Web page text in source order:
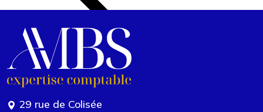
29 rue de Colisée